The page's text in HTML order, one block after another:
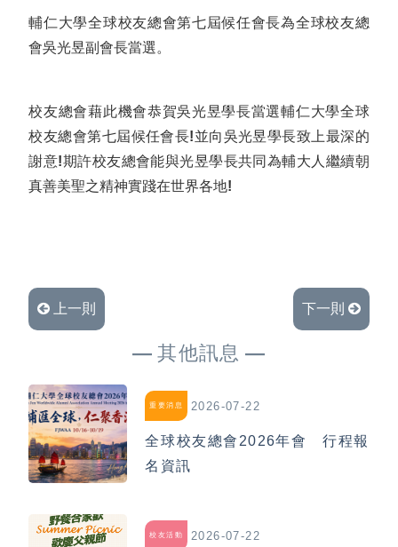
輔仁大學全球校友總會第七屆候任會長為全球校友總
會吳光昱副會長當選。
校友總會藉此機會恭賀吳光昱學長當選輔仁大學全球
校友總會第七屆候任會長!並向吳光昱學長致上最深的
謝意!期許校友總會能與光昱學長共同為輔大人繼續朝
真善美聖之精神實踐在世界各地!
上一則 下一則
其他訊息
重要消息 2026-07-22
全球校友總會2026年會 行程報
名資訊
校友活動 2026-07-22